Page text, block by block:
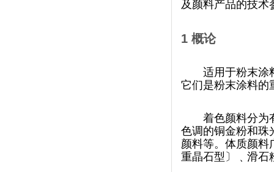
及颜料产品的技术参
1 概论
适用于粉末涂
它们是粉末涂料的
着色颜料分为
色调的铜金粉和珠
颜料等。体质颜
重晶石型〕﹑滑石